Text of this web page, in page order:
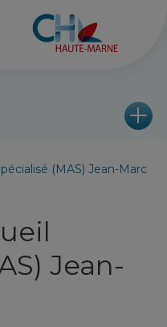
(MAS) Jean-Marc
Jean-